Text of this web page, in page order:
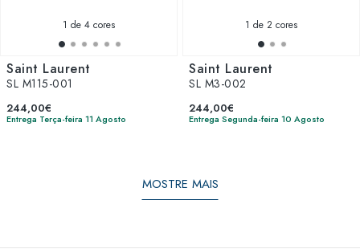
1 de 4 cores
Saint Laurent
SL M115-001
244,00€
Entrega Terça-feira 11 Agosto
1 de 2 cores
Saint Laurent
SL M3-002
244,00€
Entrega Segunda-feira 10 Agosto
MOSTRE MAIS